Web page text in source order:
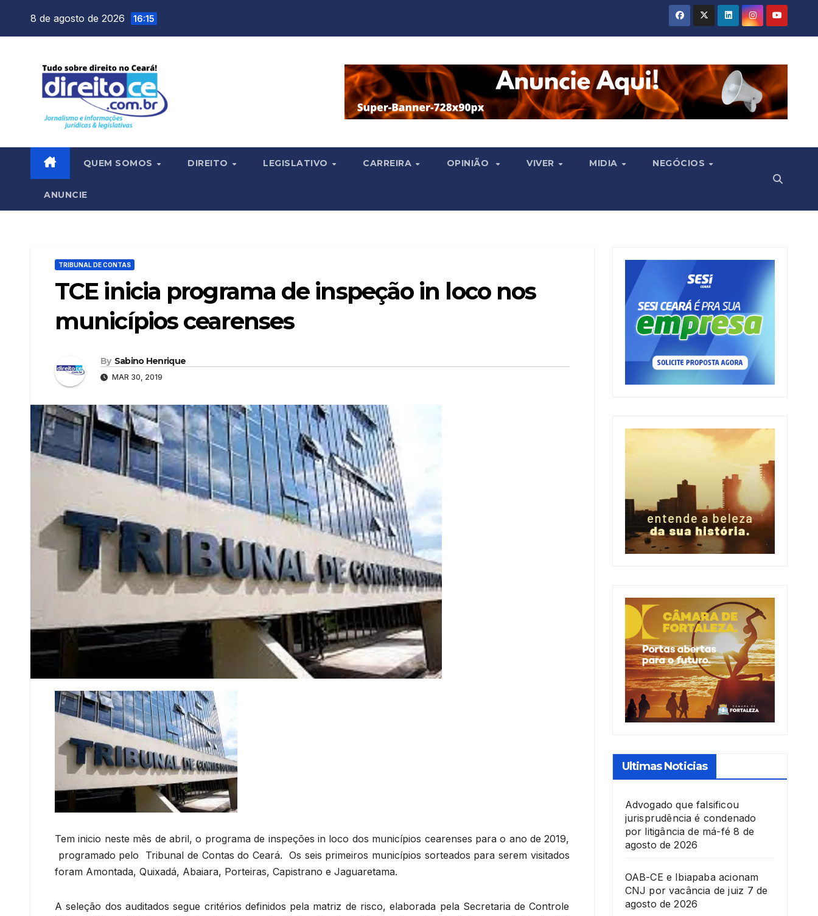
8 de agosto de 2026 16:15
QUEM SOMOS DIREITO LEGISLATIVO CARREIRA OPINIÃO VIVER MIDIA NEGÓCIOS
ANUNCIE
TRIBUNAL DE CONTAS
TCE inicia programa de inspeção in loco nos
municípios cearenses
By Sabino Henrique
MAR 30, 2019
Tem inicio neste mês de abril, o programa de inspeções in loco dos municípios cearenses para o ano de 2019,
programado pelo Tribunal de Contas do Ceará. Os seis primeiros municípios sorteados para serem visitados
foram Amontada, Quixadá, Abaiara, Porteiras, Capistrano e Jaguaretama.
A seleção dos auditados segue critérios definidos pela matriz de risco, elaborada pela Secretaria de Controle
Ultimas Noticias
Advogado que falsificou
jurisprudência é condenado
por litigância de má-fé 8 de
agosto de 2026
OAB-CE e Ibiapaba acionam
CNJ por vacância de juiz 7 de
agosto de 2026